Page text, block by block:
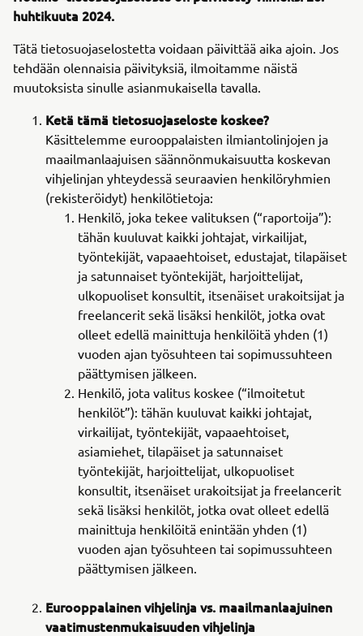
huhtikuuta 2024.
Tätä tietosuojaselostetta voidaan päivittää aika ajoin. Jos
tehdään olennaisia päivityksiä, ilmoitamme näistä
muutoksista sinulle asianmukaisella tavalla.
Ketä tämä tietosuojaseloste koskee?
Käsittelemme eurooppalaisten ilmiantolinjojen ja
maailmanlaajuisen säännönmukaisuutta koskevan
vihjelinjan yhteydessä seuraavien henkilöryhmien
(rekisteröidyt) henkilötietoja:
Henkilö, joka tekee valituksen (“raportoija”):
tähän kuuluvat kaikki johtajat, virkailijat,
työntekijät, vapaaehtoiset, edustajat, tilapäiset
ja satunnaiset työntekijät, harjoittelijat,
ulkopuoliset konsultit, itsenäiset urakoitsijat ja
freelancerit sekä lisäksi henkilöt, jotka ovat
olleet edellä mainittuja henkilöitä yhden (1)
vuoden ajan työsuhteen tai sopimussuhteen
päättymisen jälkeen.
Henkilö, jota valitus koskee (“ilmoitetut
henkilöt”): tähän kuuluvat kaikki johtajat,
virkailijat, työntekijät, vapaaehtoiset,
asiamiehet, tilapäiset ja satunnaiset
työntekijät, harjoittelijat, ulkopuoliset
konsultit, itsenäiset urakoitsijat ja freelancerit
sekä lisäksi henkilöt, jotka ovat olleet edellä
mainittuja henkilöitä enintään yhden (1)
vuoden ajan työsuhteen tai sopimussuhteen
päättymisen jälkeen.
Eurooppalainen vihjelinja vs. maailmanlaajuinen
vaatimustenmukaisuuden vihjelinja